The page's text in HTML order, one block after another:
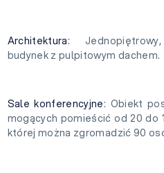
Architektura:
budynek z pulpitowym dachem.
Sale konferencyjne: Obiekt
mogących pomieścić od 20 do
której można zgromadzić 90